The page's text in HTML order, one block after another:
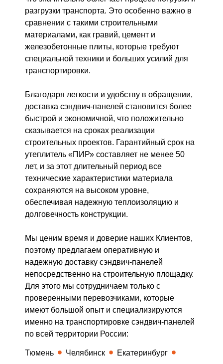
разгрузки транспорта. Это особенно важно в
сравнении с такими строительными
материалами, как гравий, цемент и
железобетонные плиты, которые требуют
специальной техники и больших усилий для
транспортировки.
Благодаря легкости и удобству в обращении,
доставка сэндвич-панелей становится более
быстрой и экономичной, что положительно
сказывается на сроках реализации
строительных проектов. Гарантийный срок на
утеплитель «ПИР» составляет не менее 50
лет, и за этот длительный период все
технические характеристики материала
сохраняются на высоком уровне,
обеспечивая надежную теплоизоляцию и
долговечность конструкции.
Мы ценим время и доверие наших Клиентов,
поэтому предлагаем оперативную и
надежную доставку сэндвич-панелей
непосредственно на строительную площадку.
Для этого мы сотрудничаем только с
проверенными перевозчиками, которые
имеют большой опыт и специализируются
именно на транспортировке сэндвич-панелей
по всей территории России:
Тюмень Челябинск
Екатеринбург